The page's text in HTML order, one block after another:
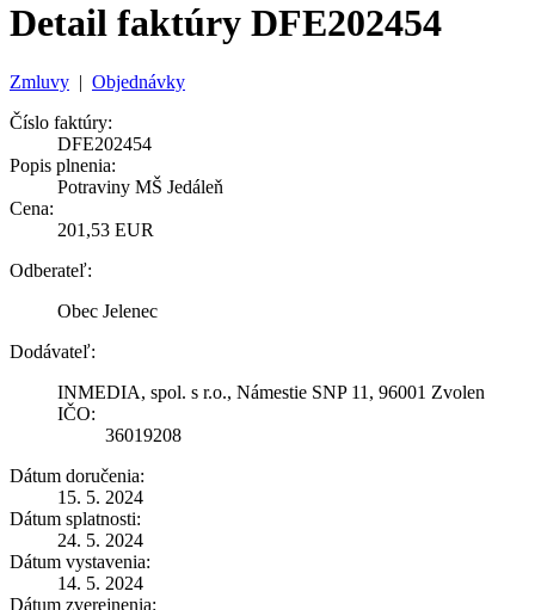
Detail faktúry DFE202454
Zmluvy | Objednávky
Číslo faktúry:
DFE202454
Popis plnenia:
Potraviny MŠ Jedáleň
Cena:
201,53 EUR
Odberateľ:
Obec Jelenec
Dodávateľ:
INMEDIA, spol. s r.o., Námestie SNP 11, 96001 Zvolen
IČO:
36019208
Dátum doručenia:
15. 5. 2024
Dátum splatnosti:
24. 5. 2024
Dátum vystavenia:
14. 5. 2024
Dátum zverejnenia: